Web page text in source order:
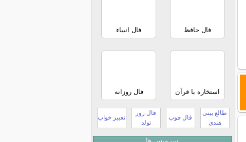
فال حافظ فال انبیاء
استخاره با قرآن فال روزانه
طالع بینی
هندی
فال چوب
فال روز
تولد
تعبیر خواب